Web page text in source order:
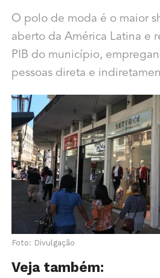
O polo de moda é o maior
aberto da América Latina e
PIB do município,
pessoas direta e
Foto: Divulgação
Veja também: